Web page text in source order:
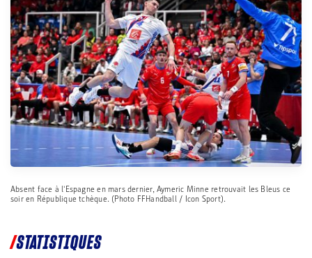
Absent face à l'Espagne en mars dernier, Aymeric Minne retrouvait les Bleus ce
soir en République tchèque. (Photo FFHandball / Icon Sport).
STATISTIQUES